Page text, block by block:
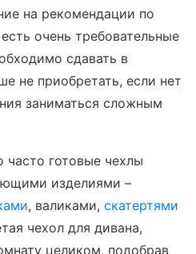
на рекомендации по
очень требовательные
сдавать в
не приобретать, если нет
заниматься сложным
часто готовые чехлы
изделиями –
, валиками, скатертями
чехол для дивана,
целиком, подобрав